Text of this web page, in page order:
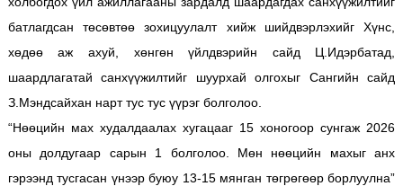
батлагдсан төсөвтөө зохицуулалт хийж шийдвэрлэхийг Хүнс,
хөдөө аж ахуй, хөнгөн үйлдвэрийн сайд Ц.Идэрбатад,
шаардлагатай санхүүжилтийг шуурхай олгохыг Сангийн сайд
З.Мэндсайхан нарт тус тус үүрэг болголоо.
“Нөөцийн мах худалдаалах хугацааг 15 хоногоор сунгаж 2026
оны долдугаар сарын 1 болголоо. Мөн нөөцийн махыг анх
гэрээнд тусгасан үнээр буюу 13-15 мянган төгрөгөөр борлуулна”